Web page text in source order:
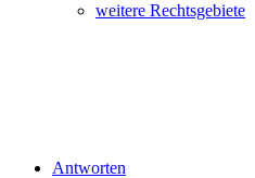
weitere Rechtsgebiete
Antworten